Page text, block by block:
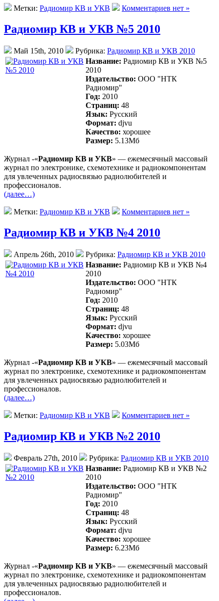
Метки: Радиомир КВ и УКВ Комментариев нет »
Радиомир КВ и УКВ №5 2010
Май 15th, 2010 Рубрика: Радиомир КВ и УКВ 2010
Название: Радиомир КВ и УКВ №5
2010
Издательство: ООО "НТК
Радиомир"
Год: 2010
Страниц: 48
Язык: Русский
Формат: djvu
Качество: хорошее
Размер: 5.13Mб
Журнал -«Радиомир КВ и УКВ» — ежемесячный массовый
журнал по электронике, схемотехнике и радиокомпонентам
для увлеченных радиосвязью радиолюбителей и
профессионалов.
(далее…)
Метки: Радиомир КВ и УКВ Комментариев нет »
Радиомир КВ и УКВ №4 2010
Апрель 26th, 2010 Рубрика: Радиомир КВ и УКВ 2010
Название: Радиомир КВ и УКВ №4
2010
Издательство: ООО "НТК
Радиомир"
Год: 2010
Страниц: 48
Язык: Русский
Формат: djvu
Качество: хорошее
Размер: 5.03Mб
Журнал -«Радиомир КВ и УКВ» — ежемесячный массовый
журнал по электронике, схемотехнике и радиокомпонентам
для увлеченных радиосвязью радиолюбителей и
профессионалов.
(далее…)
Метки: Радиомир КВ и УКВ Комментариев нет »
Радиомир КВ и УКВ №2 2010
Февраль 27th, 2010 Рубрика: Радиомир КВ и УКВ 2010
Название: Радиомир КВ и УКВ №2
2010
Издательство: ООО "НТК
Радиомир"
Год: 2010
Страниц: 48
Язык: Русский
Формат: djvu
Качество: хорошее
Размер: 6.23Mб
Журнал -«Радиомир КВ и УКВ» — ежемесячный массовый
журнал по электронике, схемотехнике и радиокомпонентам
для увлеченных радиосвязью радиолюбителей и
профессионалов.